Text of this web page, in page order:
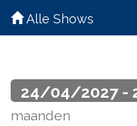
Alle Shows
24/04/2027 -
maanden